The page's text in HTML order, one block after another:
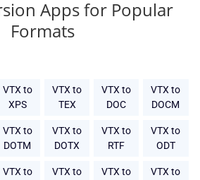
Apps for Popular
Formats
VTX to
XPS
VTX to
TEX
VTX to
DOC
VTX to
DOCM
VTX to
DOTM
VTX to
DOTX
VTX to
RTF
VTX to
ODT
VTX to
VTX to
VTX to
VTX to